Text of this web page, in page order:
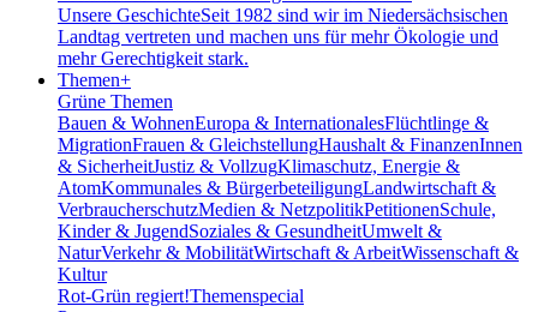
Unsere GeschichteSeit 1982 sind wir im Nieder­sächsischen
Landtag vertreten und machen uns für mehr Ökologie und
mehr Gerechtigkeit stark.
Themen+
Grüne Themen
Bauen & WohnenEuropa & InternationalesFlüchtlinge &
MigrationFrauen & GleichstellungHaushalt & FinanzenInnen
& SicherheitJustiz & VollzugKlimaschutz, Energie &
AtomKommunales & BürgerbeteiligungLandwirtschaft &
VerbraucherschutzMedien & NetzpolitikPetitionenSchule,
Kinder & JugendSoziales & GesundheitUmwelt &
NaturVerkehr & MobilitätWirtschaft & ArbeitWissenschaft &
Kultur
Rot-Grün regiert!Themenspecial